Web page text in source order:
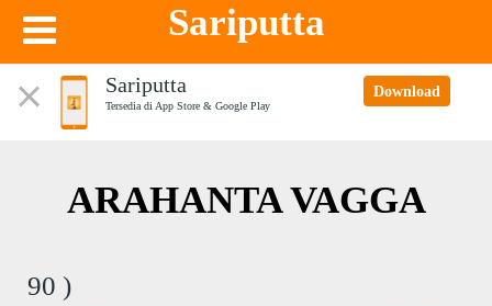
Sariputta
Sariputta
Tersedia di App Store & Google Play
Download
ARAHANTA VAGGA
90 )